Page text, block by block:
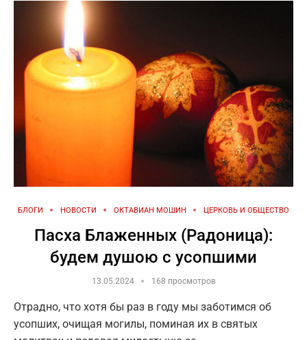
БЛОГИ НОВОСТИ ОКТАВИАН МОШИН ЦЕРКОВЬ И ОБЩЕСТВО
Пасха Блаженных (Радоница):
будем душою с усопшими
13.05.2024 168 просмотров
Отрадно, что хотя бы раз в году мы заботимся об
усопших, очищая могилы, поминая их в святых